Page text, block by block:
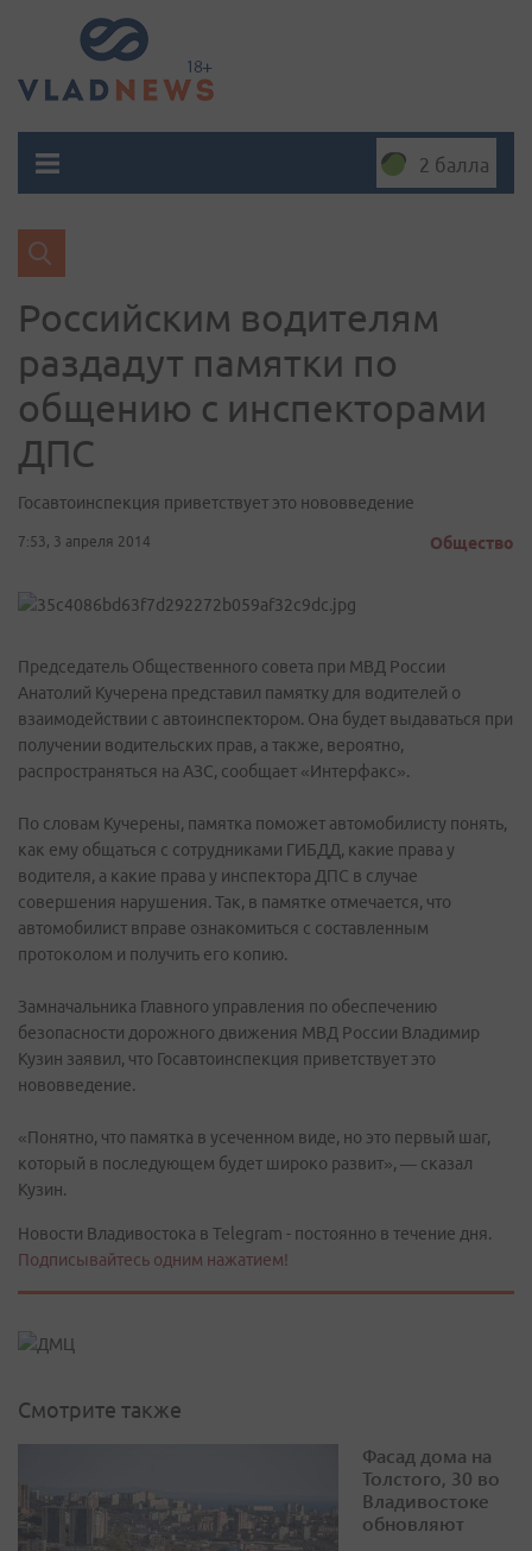
2 балла
Российским водителям
раздадут памятки по
общению с инспекторами
ДПС
Госавтоинспекция приветствует это нововведение
7:53, 3 апреля 2014 Общество
Председатель Общественного совета при МВД России
Анатолий Кучерена представил памятку для водителей о
взаимодействии с автоинспектором. Она будет выдаваться при
получении водительских прав, а также, вероятно,
распространяться на АЗС, сообщает «Интерфакс».
По словам Кучерены, памятка поможет автомобилисту понять,
как ему общаться с сотрудниками ГИБДД, какие права у
водителя, а какие права у инспектора ДПС в случае
совершения нарушения. Так, в памятке отмечается, что
автомобилист вправе ознакомиться с составленным
протоколом и получить его копию.
Замначальника Главного управления по обеспечению
безопасности дорожного движения МВД России Владимир
Кузин заявил, что Госавтоинспекция приветствует это
нововведение.
«Понятно, что памятка в усеченном виде, но это первый шаг,
который в последующем будет широко развит», — сказал
Кузин.
Новости Владивостока в Telegram - постоянно в течение дня.
Подписывайтесь одним нажатием!
Смотрите также
Фасад дома на
Толстого, 30 во
Владивостоке
обновляют